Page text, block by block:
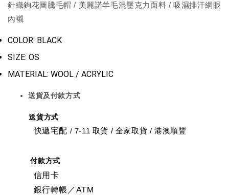
針織鉤花圖騰毛帽 / 美麗諾羊毛混壓克力面料 / 吸濕排汗網眼
內襯
COLOR: BLACK
SIZE: OS
MATERIAL: WOOL / ACRYLIC
送貨及付款方式
送貨方式
快遞宅配 / 7-11 取貨 / 全家取貨 / 港澳順豐
付款方式
信用卡
銀行轉帳／ATM